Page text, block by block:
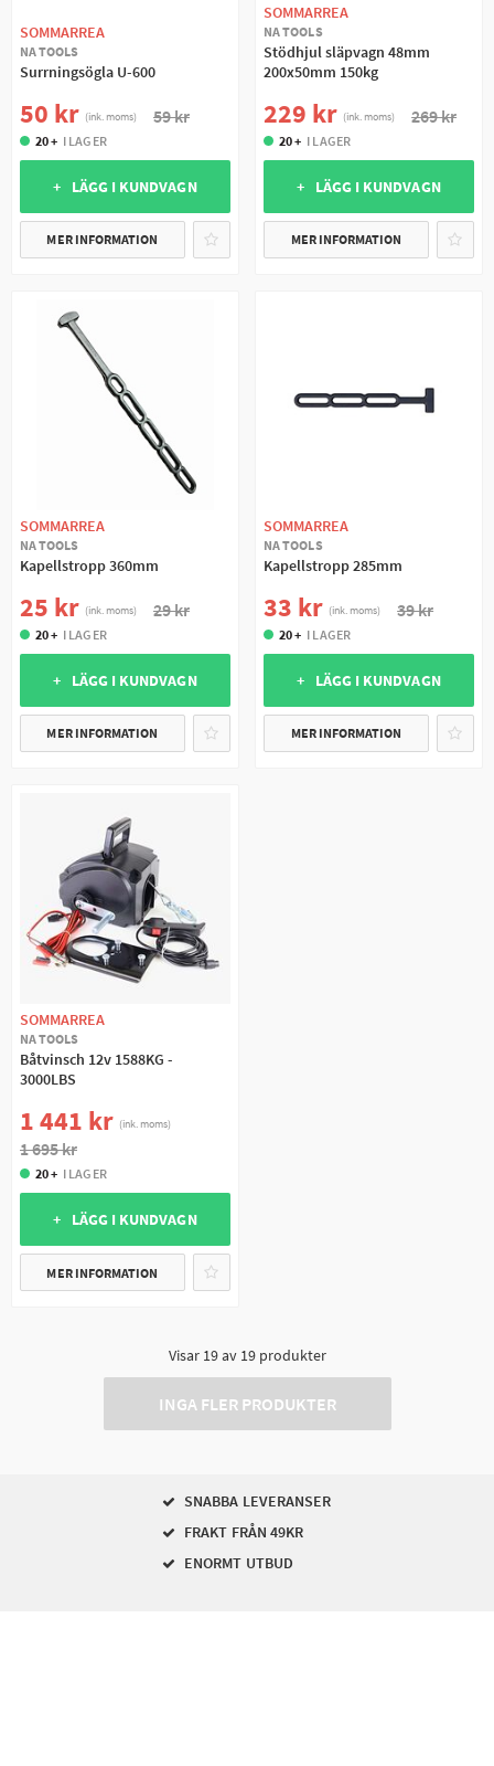
SOMMARREA
NA TOOLS
Surrningsögla U-600
50 kr (ink. moms) 59 kr
20 + I LAGER
+ LÄGG I KUNDVAGN
MER INFORMATION
SOMMARREA
NA TOOLS
Stödhjul släpvagn 48mm
200x50mm 150kg
229 kr (ink. moms) 269 kr
20 + I LAGER
+ LÄGG I KUNDVAGN
MER INFORMATION
SOMMARREA
NA TOOLS
Kapellstropp 360mm
25 kr (ink. moms) 29 kr
20 + I LAGER
+ LÄGG I KUNDVAGN
MER INFORMATION
SOMMARREA
NA TOOLS
Kapellstropp 285mm
33 kr (ink. moms) 39 kr
20 + I LAGER
+ LÄGG I KUNDVAGN
MER INFORMATION
SOMMARREA
NA TOOLS
Båtvinsch 12v 1588KG -
3000LBS
1 441 kr (ink. moms)
1 695 kr
20 + I LAGER
+ LÄGG I KUNDVAGN
MER INFORMATION
Visar 19av 19produkter
INGA FLER PRODUKTER
SNABBA LEVERANSER
FRAKT FRÅN 49KR
ENORMT UTBUD